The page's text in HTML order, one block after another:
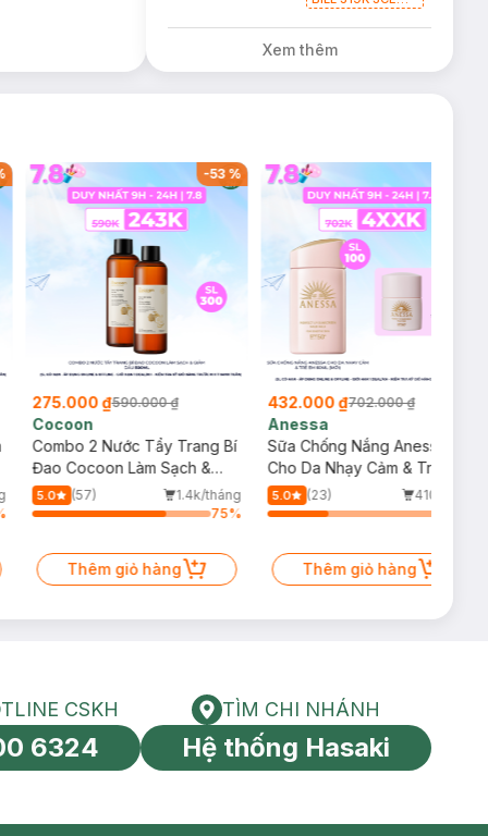
Màu 03 Daffodil
1.5g (SL có hạn)
Xem thêm
-53%
275.000 ₫590.000 ₫
Cocoon
Combo 2 Nước Tẩy Trang Bí
Đao Cocoon Làm Sạch &
Giảm Dầu 500ml
5.0 (57)
1.4k/tháng
75%
Thêm giỏ hàng
432.000 ₫702.000 ₫
Anessa
Sữa Chống Nắng Anessa
Cho Da Nhạy Cảm & Trẻ Em
60ml (Mới)
5.0 (23)
410/tháng
Thêm giỏ hàng
toàn cầu
HOTLINE CSKH
CSKH
6324
Tìm chi nhánh
TÌM CHI NHÁNH
Hệ thống Hasaki